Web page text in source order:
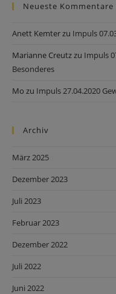
Neueste Kommentare
Anett Kemterzu Impuls
Marianne Creutzzu Impuls
Besonderes
Mo zu Impuls 27.04.2020
Archiv
März 2025
Dezember 2023
Juli 2023
Februar 2023
Dezember 2022
Juli 2022
Juni 2022